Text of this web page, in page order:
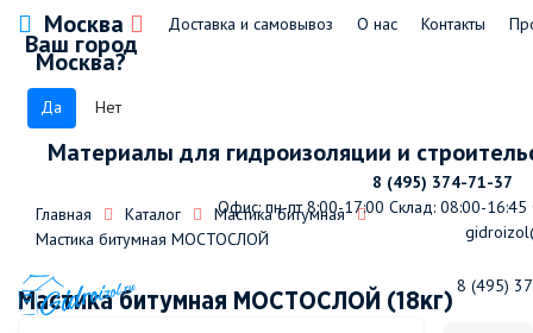
Москва
Ваш город
Москва?
Да Нет
Доставка и самовывоз О нас Контакты
Материалы для гидроизоляции и
8 (495) 374-71-37
Офис: пн-пт 8:00-17:00 Склад: 08:00-16:45
8 (495)
Главная Каталог
Мастика битумная
Мастика битумная МОСТОСЛОЙ
Мастика битумная МОСТОСЛОЙ (18кг)